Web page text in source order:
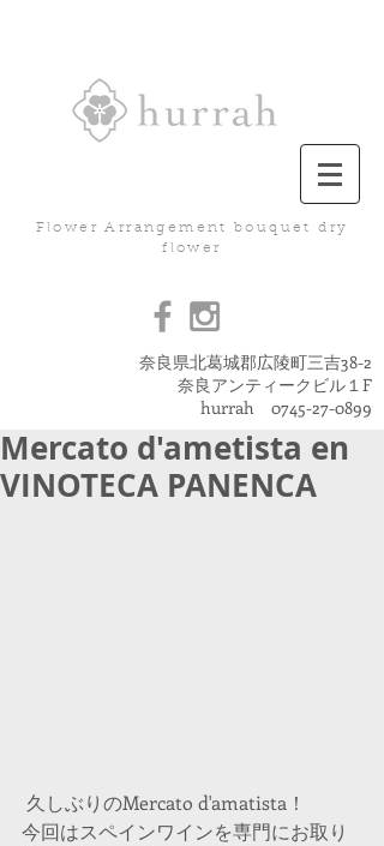
Flower Arrangement bouquet dry
flower
奈良県北葛城郡広陵町三吉38-2
奈良アンティークビル１F
hurrah 0745-27-0899
Mercato d'ametista en
VINOTECA PANENCA
久しぶりのMercato d'amatista！
今回はスペインワインを専門にお取り